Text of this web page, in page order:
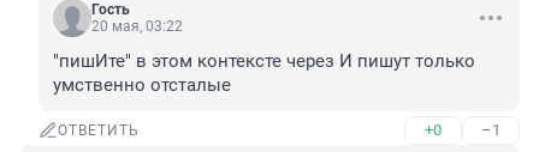
Гость
20 мая, 03:22
"пишИте" в этом контексте через И пишут только
умственно отсталые
ОТВЕТИТЬ +0 –1